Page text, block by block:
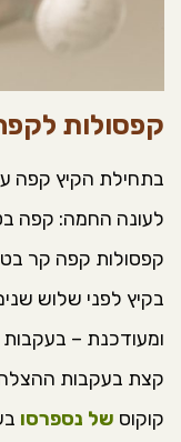
קפסולות
בתחילת הקיץ קפה
לעונה החמה: קפה
קפסולות קפה קר
בקיץ לפני שלוש
ומעודכנת –
קצת בעקבות
קוקוס של נספרסו